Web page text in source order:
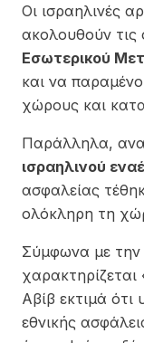
Οι ισραηλινές
ακολουθούν τις
Εσωτερικού
και να
χώρους και
Παράλληλα,
ισραηλινού
ασφαλείας
ολόκληρη τη
Σύμφωνα με την
Αβίβ εκτιμά
εθνικής